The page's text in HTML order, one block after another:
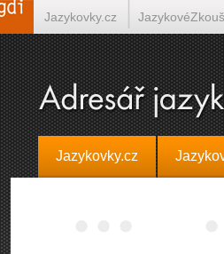
Jazykovky.cz
Jazykovky.cz
Španělština on-line Italština